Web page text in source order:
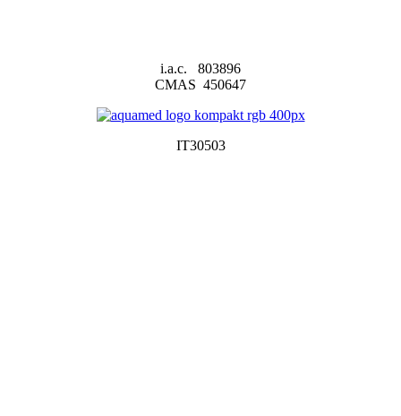
i.a.c. 803896
CMAS 450647
IT30503